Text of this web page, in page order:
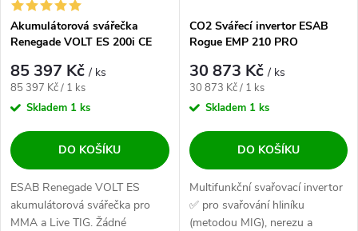
Akumulátorová svářečka
Renegade VOLT ES 200i CE
85 397 Kč/ ks
Měrná cena:
85 397 Kč / 1 ks
Skladem 1 ks
DO KOŠÍKU
ESAB Renegade VOLT ES
akumulátorová svářečka pro
MMA a Live TIG. Žádné
CO2 Svářecí invertor ESAB
Rogue EMP 210 PRO
30 873 Kč/ ks
Měrná cena:
30 873 Kč / 1 ks
Skladem 1 ks
DO KOŠÍKU
Multifunkční svařovací invertor
✅ pro svařování hliníku
(metodou MIG), nerezu a